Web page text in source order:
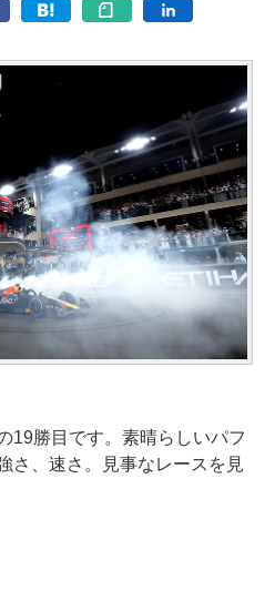
19勝目です。素晴らしいパフ
さ、速さ。見事なレースを見